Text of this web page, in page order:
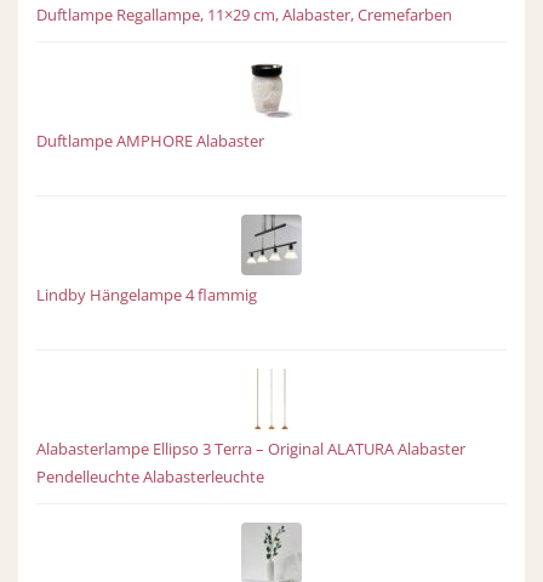
Duftlampe Regallampe, 11×29 cm, Alabaster, Cremefarben
Duftlampe AMPHORE Alabaster
Lindby Hängelampe 4 flammig
Alabasterlampe Ellipso 3 Terra – Original ALATURA Alabaster
Pendelleuchte Alabasterleuchte